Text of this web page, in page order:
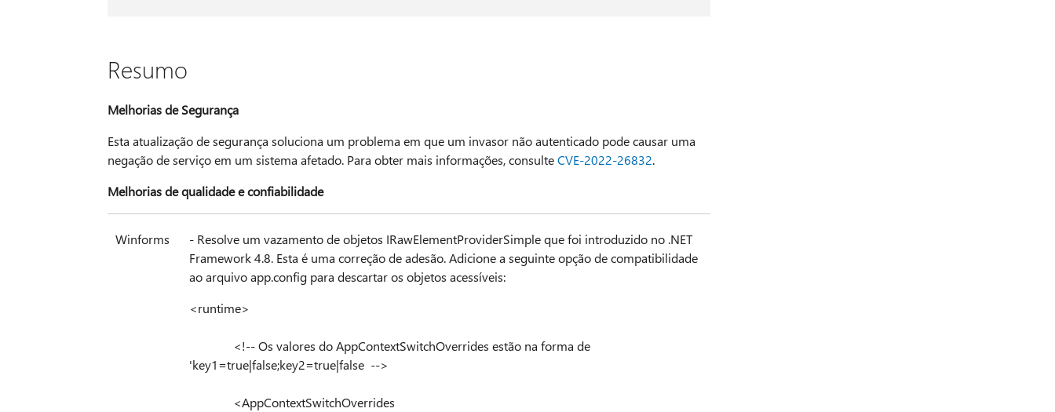
Resumo
Melhorias de Segurança
Esta atualização de segurança soluciona um problema em que um invasor não autenticado pode causar uma
negação de serviço em um sistema afetado. Para obter mais informações, consulteCVE-2022-26832.
Melhorias de qualidade e confiabilidade
Winforms
- Resolve um vazamento de objetos IRawElementProviderSimple que foi introduzido no .NET
Framework 4.8. Esta é uma correção de adesão. Adicione a seguinte opção de compatibilidade
ao arquivo app.config para descartar os objetos acessíveis:
<runtime>
<!-- Os valores do AppContextSwitchOverrides estão na forma de
'key1=true|false;key2=true|false -->
<AppContextSwitchOverrides